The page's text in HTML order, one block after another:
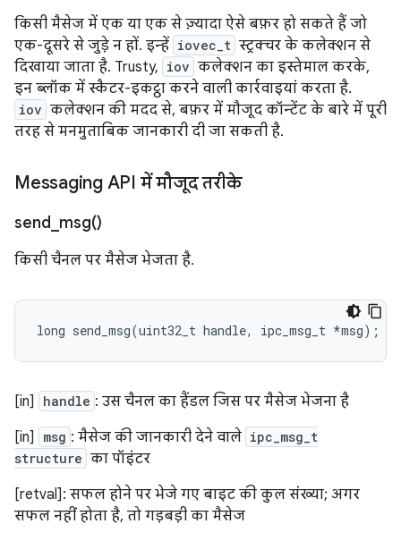
किसी मैसेज में एक या एक से ज़्यादा ऐसे बफ़र हो सकते हैं जो
एक-दूसरे से जुड़े न हों. इन्हें iovec_t स्ट्रक्चर के कलेक्शन से
दिखाया जाता है. Trusty, iov कलेक्शन का इस्तेमाल करके,
इन ब्लॉक में स्कैटर-इकट्ठा करने वाली कार्रवाइयां करता है.
iov कलेक्शन की मदद से, बफ़र में मौजूद कॉन्टेंट के बारे में पूरी
तरह से मनमुताबिक जानकारी दी जा सकती है.
Messaging API में मौजूद तरीके
send_msg()
किसी चैनल पर मैसेज भेजता है.
long send_msg(uint32_t handle, ipc_msg_t *msg);
[in] handle : उस चैनल का हैंडल जिस पर मैसेज भेजना है
[in]
msg : मैसेज की जानकारी देने वाले ipc_msg_t
structure का पॉइंटर
[retval]: सफल होने पर भेजे गए बाइट की कुल संख्या; अगर
सफल नहीं होता है, तो गड़बड़ी का मैसेज